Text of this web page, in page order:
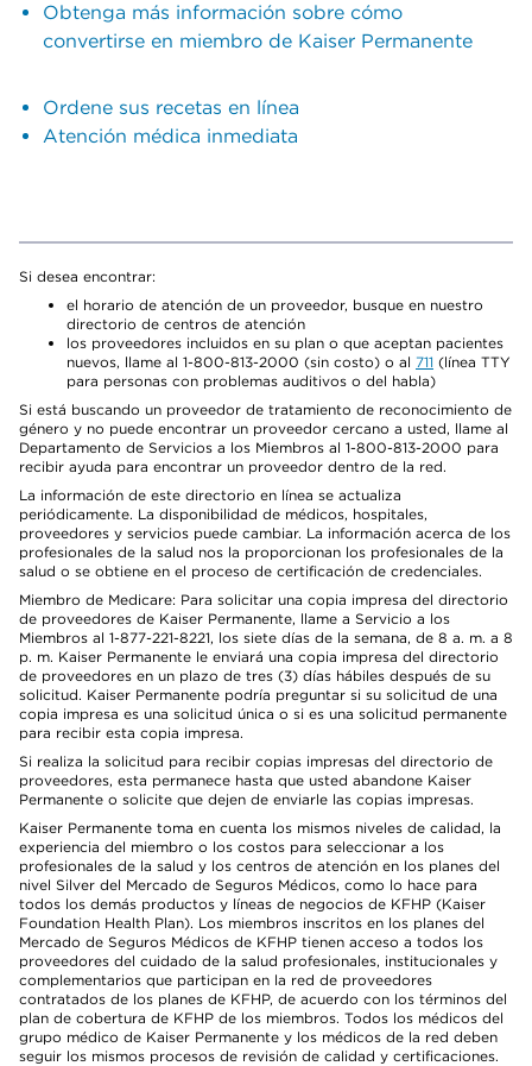
Obtenga más información sobre cómo
convertirse en miembro de Kaiser Permanente
Ordene sus recetas en línea
Atención médica inmediata
Si desea encontrar:
el horario de atención de un proveedor, busque en nuestro
directorio de centros de atención
los proveedores incluidos en su plan o que aceptan pacientes
nuevos, llame al 1-800-813-2000 (sin costo) o al 711 (línea TTY
para personas con problemas auditivos o del habla)
Si está buscando un proveedor de tratamiento de reconocimiento de
género y no puede encontrar un proveedor cercano a usted, llame al
Departamento de Servicios a los Miembros al 1-800-813-2000 para
recibir ayuda para encontrar un proveedor dentro de la red.
La información de este directorio en línea se actualiza
periódicamente. La disponibilidad de médicos, hospitales,
proveedores y servicios puede cambiar. La información acerca de los
profesionales de la salud nos la proporcionan los profesionales de la
salud o se obtiene en el proceso de certificación de credenciales.
Miembro de Medicare: Para solicitar una copia impresa del directorio
de proveedores de Kaiser Permanente, llame a Servicio a los
Miembros al 1-877-221-8221, los siete días de la semana, de 8 a. m. a 8
p. m. Kaiser Permanente le enviará una copia impresa del directorio
de proveedores en un plazo de tres (3) días hábiles después de su
solicitud. Kaiser Permanente podría preguntar si su solicitud de una
copia impresa es una solicitud única o si es una solicitud permanente
para recibir esta copia impresa.
Si realiza la solicitud para recibir copias impresas del directorio de
proveedores, esta permanece hasta que usted abandone Kaiser
Permanente o solicite que dejen de enviarle las copias impresas.
Kaiser Permanente toma en cuenta los mismos niveles de calidad, la
experiencia del miembro o los costos para seleccionar a los
profesionales de la salud y los centros de atención en los planes del
nivel Silver del Mercado de Seguros Médicos, como lo hace para
todos los demás productos y líneas de negocios de KFHP (Kaiser
Foundation Health Plan). Los miembros inscritos en los planes del
Mercado de Seguros Médicos de KFHP tienen acceso a todos los
proveedores del cuidado de la salud profesionales, institucionales y
complementarios que participan en la red de proveedores
contratados de los planes de KFHP, de acuerdo con los términos del
plan de cobertura de KFHP de los miembros. Todos los médicos del
grupo médico de Kaiser Permanente y los médicos de la red deben
seguir los mismos procesos de revisión de calidad y certificaciones.